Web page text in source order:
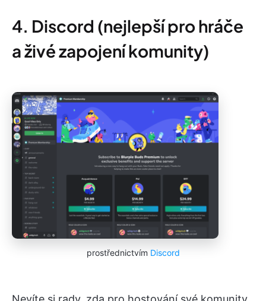
4. Discord (nejlepší pro hráče
a živé zapojení komunity)
prostřednictvím Discord